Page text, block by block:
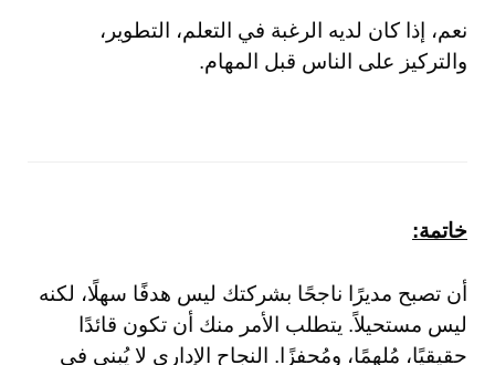
نعم، إذا كان لديه الرغبة في التعلم، التطوير،
والتركيز على الناس قبل المهام.
خاتمة:
أن تصبح مديرًا ناجحًا بشركتك ليس هدفًا سهلًا، لكنه
ليس مستحيلاً. يتطلب الأمر منك أن تكون قائدًا
حقيقيًا، مُلهمًا، ومُحفزًا. النجاح الإداري لا يُبنى في